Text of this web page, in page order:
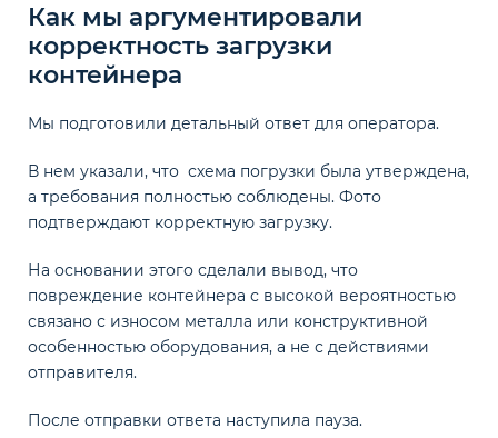
Как мы аргументировали
корректность загрузки
контейнера
Мы подготовили детальный ответ для оператора.
В нем указали, что схема погрузки была утверждена,
а требования полностью соблюдены. Фото
подтверждают корректную загрузку.
На основании этого сделали вывод, что
повреждение контейнера с высокой вероятностью
связано с износом металла или конструктивной
особенностью оборудования, а не с действиями
отправителя.
После отправки ответа наступила пауза.